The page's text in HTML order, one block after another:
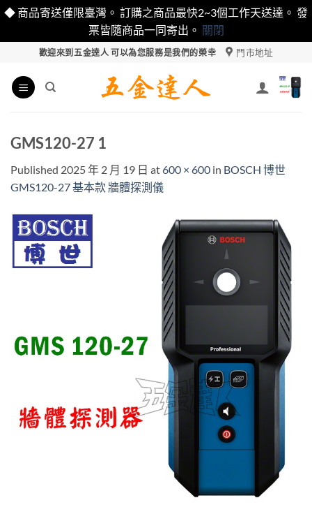
◆ 商品寄送僅限臺灣。 訂購之商品最快2~3個工作天送達。 發
票皆隨商品一同寄出。 關閉
content
歡迎來到五金達人 可以為您服務是我們的榮幸 門市地址
GMS120-27 1
Published 2025 年 2 月 19 日 at600 × 600 in BOSCH 博世
GMS120-27 基本款 牆體探測儀